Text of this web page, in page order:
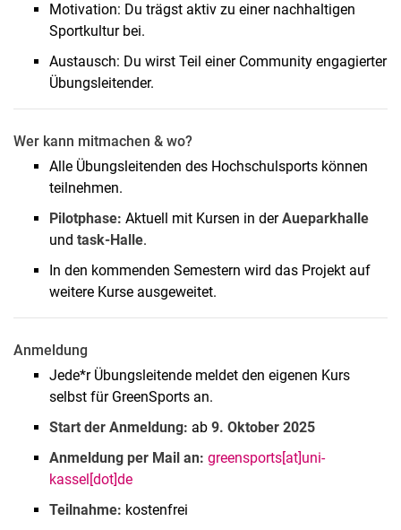
Wie funktioniert´s?
Stufe 1 - "Macher"
Stufe 2 - "Weiterentwicklung"
Stufe 3 - "Multiplikator"
Motivation: Du trägst aktiv zu einer nachhaltigen
Sportkultur bei.
Austausch: Du wirst Teil einer Community engagierter
Übungsleitender.
Wer kann mitmachen & wo?
Alle Übungsleitenden des Hochschulsports können
teilnehmen.
Pilotphase: Aktuell mit Kursen in derAueparkhalle
und task-Halle.
In den kommenden Semestern wird das Projekt auf
weitere Kurse ausgeweitet.
Anmeldung
Jede*r Übungsleitende meldet den eigenen Kurs
selbst für GreenSports an.
Start der Anmeldung: ab 9. Oktober 2025
Anmeldung per Mail an: greensports[at]uni-
kassel[dot]de
Teilnahme: kostenfrei